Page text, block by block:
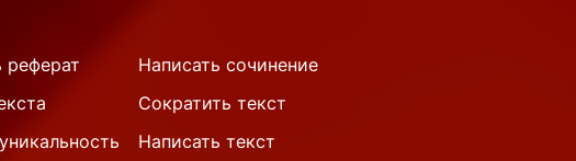
реферат
Написать сочинение
Сократить текст
Написать текст